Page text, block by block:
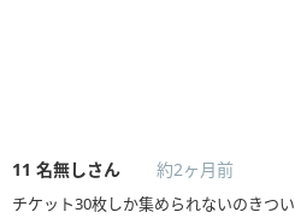
11 名無しさん 約2ヶ月前
チケット30枚しか集められないのきつい